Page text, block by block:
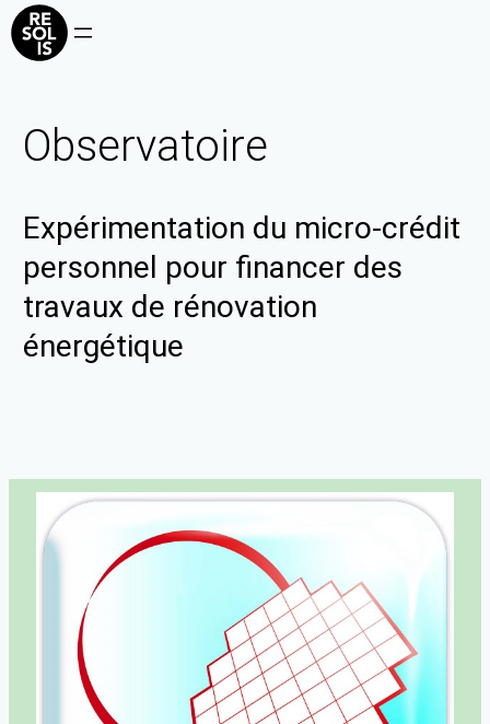
Observatoire
Expérimentation du micro-crédit
personnel pour financer des
travaux de rénovation
énergétique